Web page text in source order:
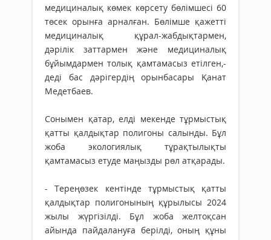
медициналық көмек көрсету бөлімшесі 60
төсек орынға арналған. Бөлімше қажетті
медициналық құрал-жабдықтармен,
дәрілік заттармен және медициналық
бұйымдармен толық қамтамасыз етілген,-
деді бас дәрігердің орынбасары Қанат
Медетбаев.
Сонымен қатар, елді мекенде тұрмыстық
қатты қалдықтар полигоны салынды. Бұл
жоба экологиялық тұрақтылықты
қамтамасыз етуде маңызды рөл атқарады.
- Тереңөзек кентінде тұрмыстық қатты
қалдықтар полигонының құрылысы 2024
жылы жүргізілді. Бұл жоба желтоқсан
айында пайдалануға берілді, оның құны